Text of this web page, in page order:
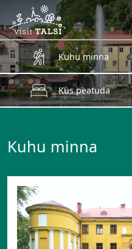
Skip to main content
Kuhu minna
Kus peatuda
Kuhu minna